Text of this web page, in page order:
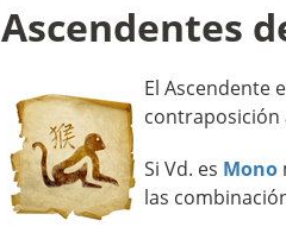
Ascendentes
El Ascendente
contraposición
Si Vd. es Mono
las